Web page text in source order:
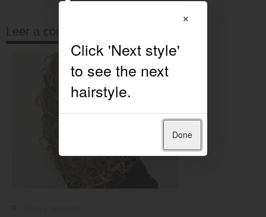
Leer a continuación
×
Done